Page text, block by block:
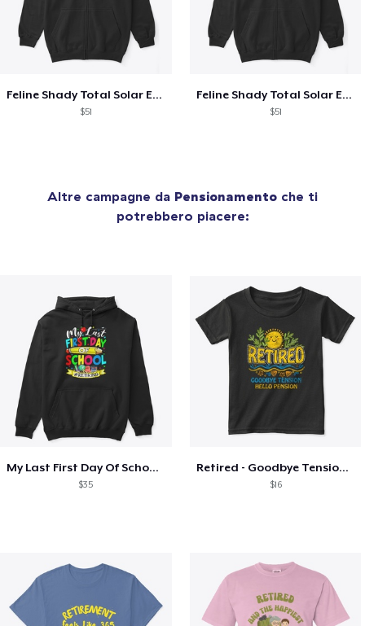
Feline Shady Total Solar Eclipse Tijuana
$51
Feline Shady Total Solar Eclipse Toledo
$51
Altre campagne da Pensionamento che ti
potrebbero piacere:
My Last First Day Of School Retiring
$35
Retired - Goodbye Tension Hello Pension
$16